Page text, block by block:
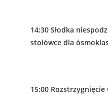
14:30 Słodka
stołówce dla
15:00